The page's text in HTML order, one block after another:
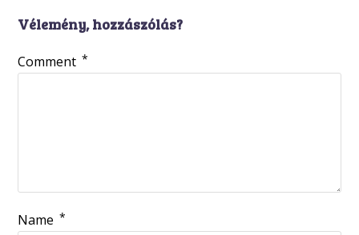
Vélemény, hozzászólás?
Comment *
Name *